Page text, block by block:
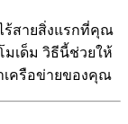
ร้สายสิ่งแรกที่คุณ
มเด็ม วิธีนี้ช่วยให้
เครือข่ายของคุณ